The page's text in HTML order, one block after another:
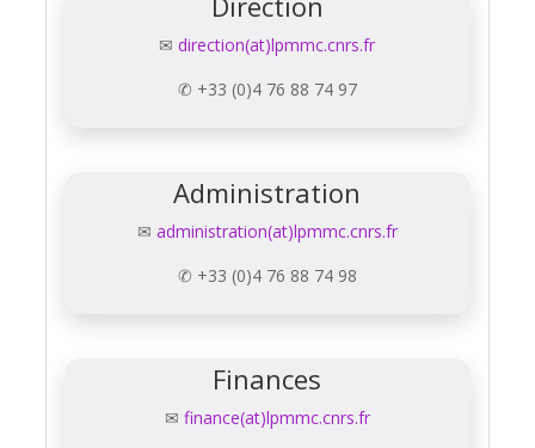
✉direction(at)lpmmc.cnrs.fr
✆ +33 (0)4 76 88 74 97
Administration
✉ administration(at)lpmmc.cnrs.fr
✆ +33 (0)4 76 88 74 98
Finances
✉ finance(at)lpmmc.cnrs.fr